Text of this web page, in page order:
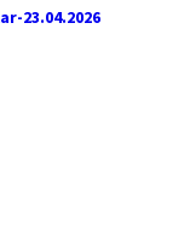
23.04.2026